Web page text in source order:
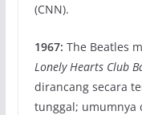
(CNN).
1967: The Beatles
Lonely Hearts Club
dirancang secara
tunggal; umumnya